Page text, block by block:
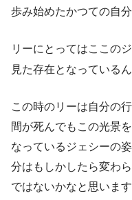
歩み始めたかつての自
リーにとってはここの
見た存在となっているん
この時のリーは自分の
間が死んでもこの光景
なっているジェシーの
分はもしかしたら変わ
ではないかなと思います